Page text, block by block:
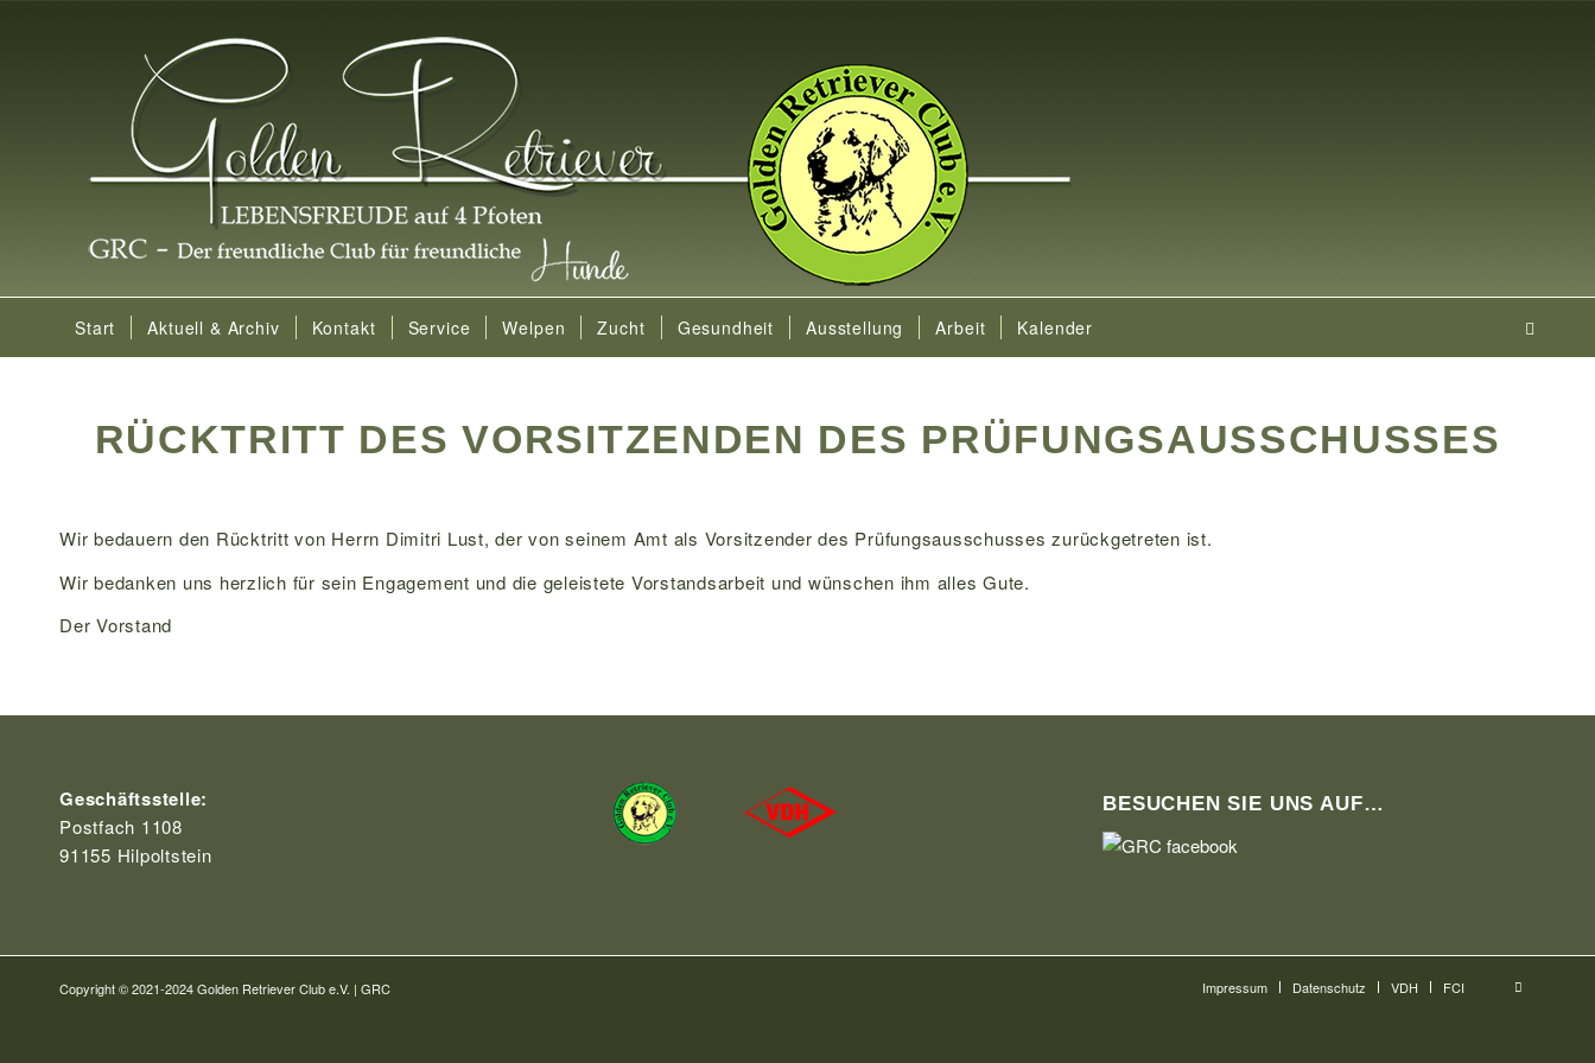
Start Aktuell & Archiv Kontakt Service Welpen Zucht Gesundheit Ausstellung Arbeit Kalender
RÜCKTRITT DES VORSITZENDEN DES PRÜFUNGSAUSSCHUSSES
Wir bedauern den Rücktritt von Herrn Dimitri Lust, der von seinem Amt als Vorsitzender des Prüfungsausschusses zurückgetreten ist.
Wir bedanken uns herzlich für sein Engagement und die geleistete Vorstandsarbeit und wünschen ihm alles Gute.
Der Vorstand
Geschäftsstelle:
Postfach 1108
91155 Hilpoltstein
BESUCHEN SIE UNS AUF…
Copyright © 2021-2024 Golden Retriever Club e.V. | GRC Impressum Datenschutz VDH FCI